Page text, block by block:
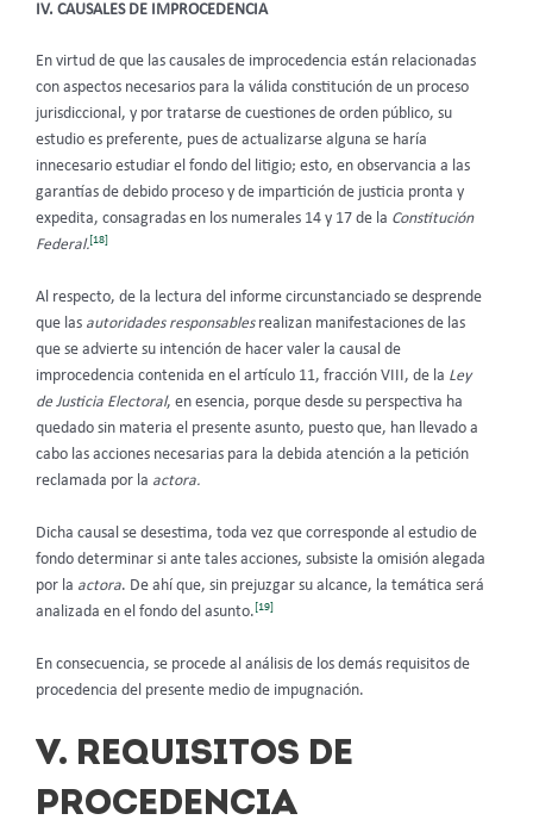
IV. CAUSALES DE IMPROCEDENCIA
En virtud de que las causales de improcedencia están relacionadas
con aspectos necesarios para la válida constitución de un proceso
jurisdiccional, y por tratarse de cuestiones de orden público, su
estudio es preferente, pues de actualizarse alguna se haría
innecesario estudiar el fondo del litigio; esto, en observancia a las
garantías de debido proceso y de impartición de justicia pronta y
expedita, consagradas en los numerales 14 y 17 de la Constitución
Federal.[18]
Al respecto, de la lectura del informe circunstanciado se desprende
que las autoridades responsablesrealizan manifestaciones de las
que se advierte su intención de hacer valer la causal de
improcedencia contenida en el artículo 11, fracción VIII, de la Ley
de Justicia Electoral, en esencia, porque desde su perspectiva ha
quedado sin materia el presente asunto, puesto que, han llevado a
cabo las acciones necesarias para la debida atención a la petición
reclamada por la actora.
Dicha causal se desestima, toda vez que corresponde al estudio de
fondo determinar si ante tales acciones, subsiste la omisión alegada
por la actora. De ahí que, sin prejuzgar su alcance, la temática será
analizada en el fondo del asunto.[19]
En consecuencia, se procede al análisis de los demás requisitos de
procedencia del presente medio de impugnación.
V. REQUISITOS DE
PROCEDENCIA